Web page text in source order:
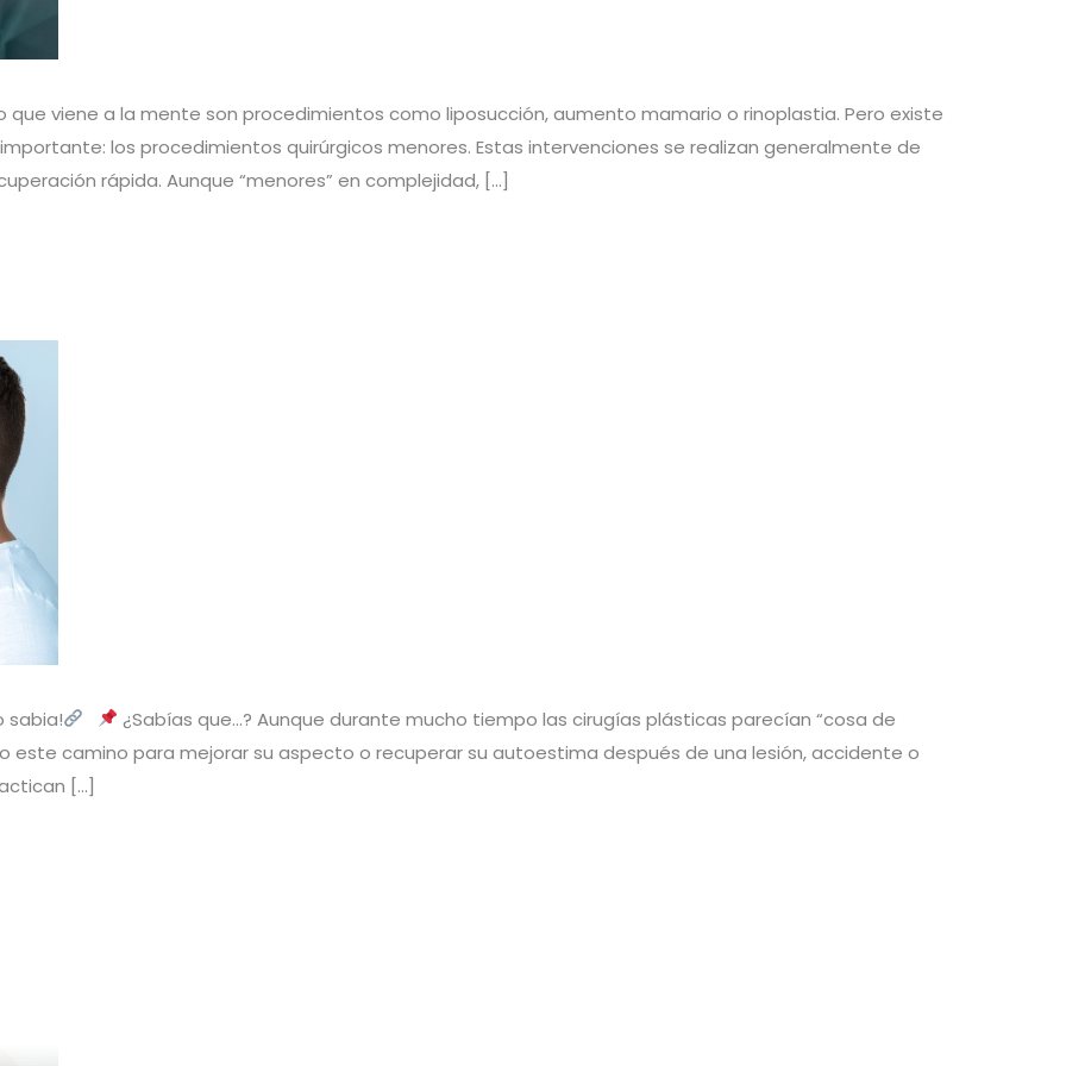
viene a la mente son procedimientos como liposucción, aumento mamario o rinoplastia. Pero existe
los procedimientos quirúrgicos menores. Estas intervenciones se realizan generalmente de
rápida. Aunque “menores” en complejidad, […]
sabia!
¿Sabías que…? Aunque durante mucho tiempo las cirugías plásticas parecían “cosa de
este camino para mejorar su aspecto o recuperar su autoestima después de una lesión, accidente o
[…]